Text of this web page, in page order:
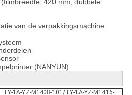
420 mm, dubbele
van de verpakkingsmachine:
(NANYUN)
TY-1A-YZ-M1408-101/TY-1A-YZ-M1416-